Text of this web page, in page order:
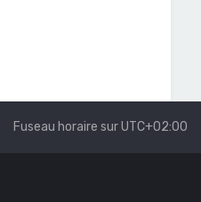
Fuseau horaire surUTC+02:00